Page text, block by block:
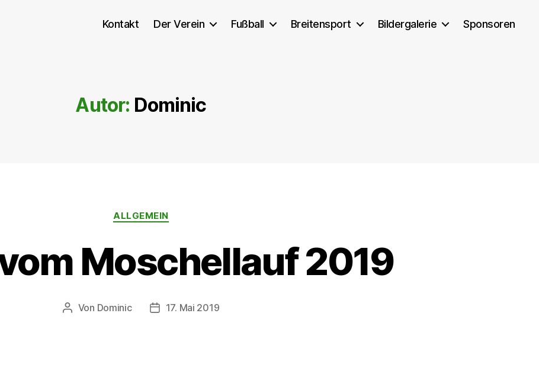
Kontakt Der Verein Fußball Breitensport Bildergalerie Sponsoren
Autor: Dominic
Kategorien
ALLGEMEIN
Moschellauf 2019
Beitragsautor
Von Dominic Veröffentlichungsdatum
17. Mai 2019